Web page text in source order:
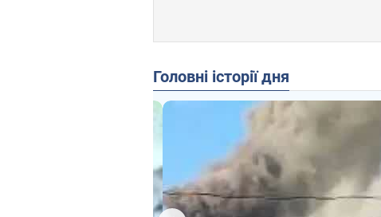
Головні історії дня